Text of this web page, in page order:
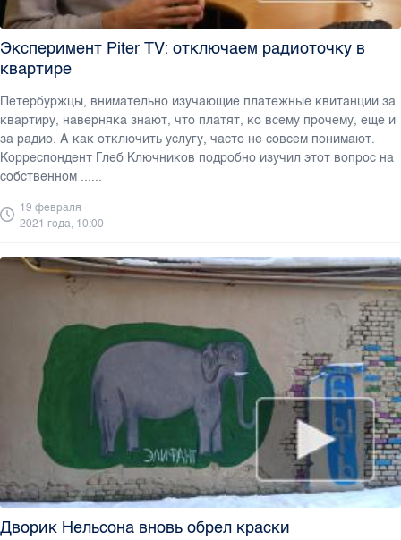
Эксперимент Piter TV: отключаем радиоточку в
квартире
Петербуржцы, внимательно изучающие платежные квитанции за
квартиру, наверняка знают, что платят, ко всему прочему, еще и
за радио. А как отключить услугу, часто не совсем понимают.
Корреспондент Глеб Ключников подробно изучил этот вопрос на
собственном ......
19 февраля
2021 года, 10:00
Дворик Нельсона вновь обрел краски